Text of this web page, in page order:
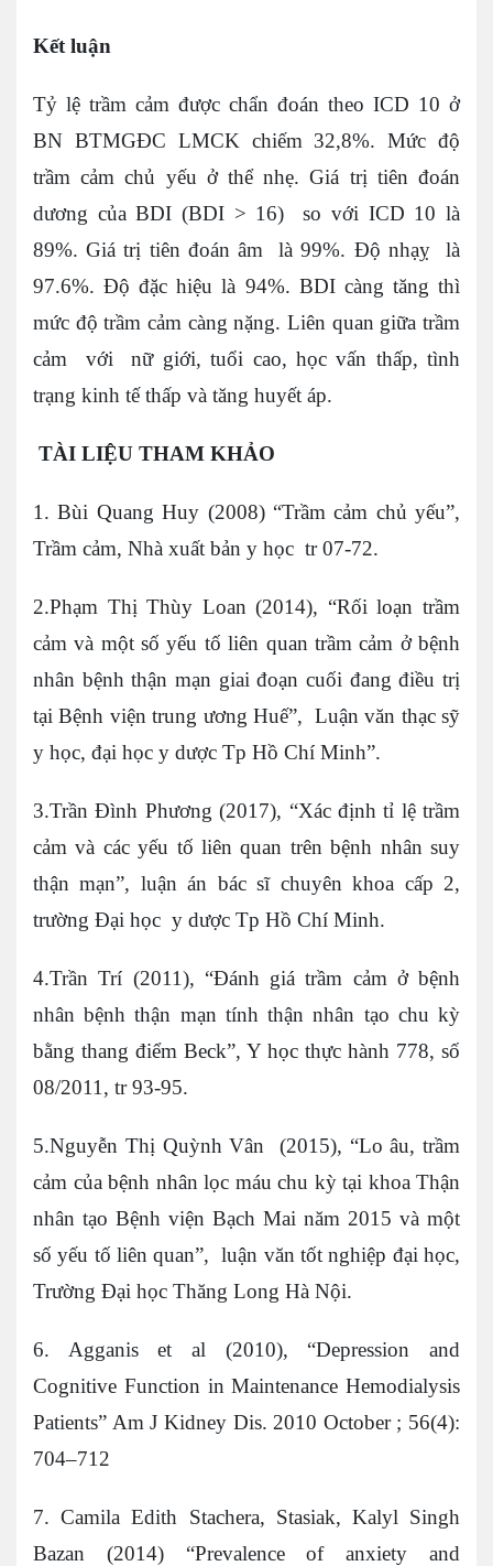
Kết luận
Tỷ lệ trầm cảm được chẩn đoán theo ICD 10 ở
BN BTMGĐC LMCK chiếm 32,8%. Mức độ
trầm cảm chủ yếu ở thể nhẹ. Giá trị tiên đoán
dương của BDI (BDI > 16) so với ICD 10 là
89%. Giá trị tiên đoán âm là 99%. Độ nhạỵ là
97.6%. Độ đặc hiệu là 94%. BDI càng tăng thì
mức độ trầm cảm càng nặng. Liên quan giữa trầm
cảm với nữ giới, tuổi cao, học vấn thấp, tình
trạng kinh tế thấp và tăng huyết áp.
TÀI LIỆU THAM KHẢO
1. Bùi Quang Huy (2008) “Trầm cảm chủ yếu”,
Trầm cảm, Nhà xuất bản y học tr 07-72.
2.Phạm Thị Thùy Loan (2014), “Rối loạn trầm
cảm và một số yếu tố liên quan trầm cảm ở bệnh
nhân bệnh thận mạn giai đoạn cuối đang điều trị
tại Bệnh viện trung ương Huế”, Luận văn thạc sỹ
y học, đại học y dược Tp Hồ Chí Minh”.
3.Trần Đình Phương (2017), “Xác định tỉ lệ trầm
cảm và các yếu tố liên quan trên bệnh nhân suy
thận mạn”, luận án bác sĩ chuyên khoa cấp 2,
trường Đại học y dược Tp Hồ Chí Minh.
4.Trần Trí (2011), “Đánh giá trầm cảm ở bệnh
nhân bệnh thận mạn tính thận nhân tạo chu kỳ
bằng thang điểm Beck”, Y học thực hành 778, số
08/2011, tr 93-95.
5.Nguyễn Thị Quỳnh Vân (2015), “Lo âu, trầm
cảm của bệnh nhân lọc máu chu kỳ tại khoa Thận
nhân tạo Bệnh viện Bạch Mai năm 2015 và một
số yếu tố liên quan”, luận văn tốt nghiệp đại học,
Trường Đại học Thăng Long Hà Nội.
6. Agganis et al (2010), “Depression and
Cognitive Function in Maintenance Hemodialysis
Patients” Am J Kidney Dis. 2010 October ; 56(4):
704–712
7. Camila Edith Stachera, Stasiak, Kalyl Singh
Bazan (2014) “Prevalence of anxiety and